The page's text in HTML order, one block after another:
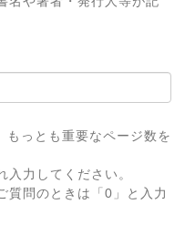
っとも重要なページ数を
力してください。
質問のときは「0」と入力